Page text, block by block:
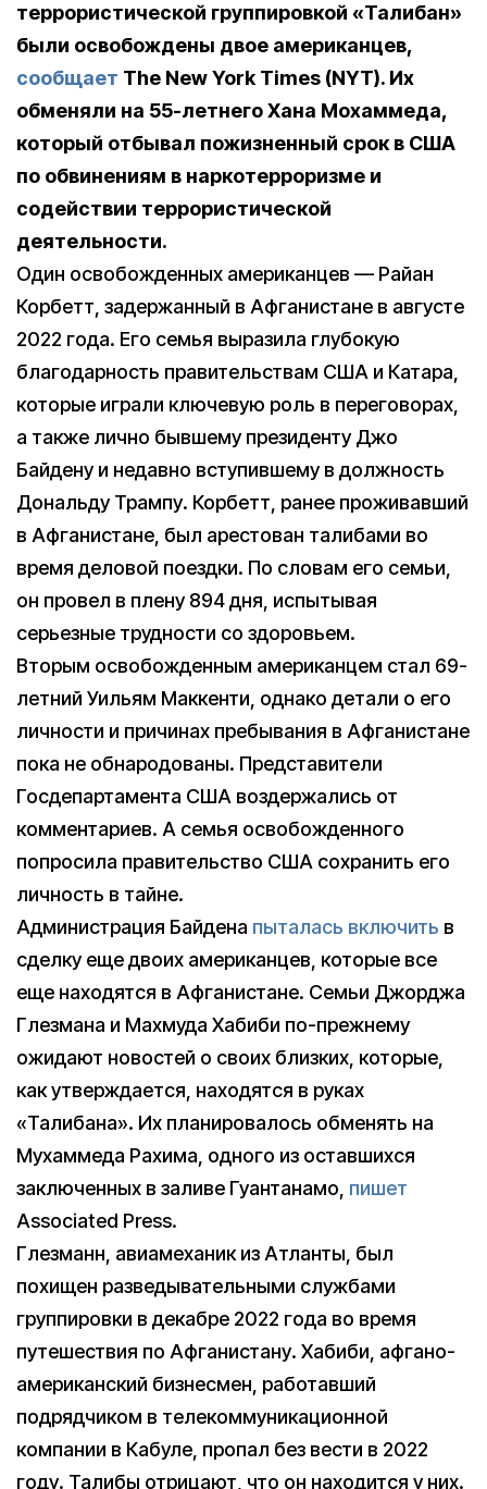
террористической группировкой «Талибан»
были освобождены двое американцев,
сообщает The New York Times (NYT). Их
обменяли на 55-летнего Хана Мохаммеда,
который отбывал пожизненный срок в США
по обвинениям в наркотерроризме и
содействии террористической
деятельности.
Один освобожденных американцев — Райан
Корбетт, задержанный в Афганистане в августе
2022 года. Его семья выразила глубокую
благодарность правительствам США и Катара,
которые играли ключевую роль в переговорах,
а также лично бывшему президенту Джо
Байдену и недавно вступившему в должность
Дональду Трампу. Корбетт, ранее проживавший
в Афганистане, был арестован талибами во
время деловой поездки. По словам его семьи,
он провел в плену 894 дня, испытывая
серьезные трудности со здоровьем.
Вторым освобожденным американцем стал 69-
летний Уильям Маккенти, однако детали о его
личности и причинах пребывания в Афганистане
пока не обнародованы. Представители
Госдепартамента США воздержались от
комментариев. А семья освобожденного
попросила правительство США сохранить его
личность в тайне.
Администрация Байдена пыталась включить в
сделку еще двоих американцев, которые все
еще находятся в Афганистане. Семьи Джорджа
Глезмана и Махмуда Хабиби по-прежнему
ожидают новостей о своих близких, которые,
как утверждается, находятся в руках
«Талибана». Их планировалось обменять на
Мухаммеда Рахима, одного из оставшихся
заключенных в заливе Гуантанамо, пишет
Associated Press.
Глезманн, авиамеханик из Атланты, был
похищен разведывательными службами
группировки в декабре 2022 года во время
путешествия по Афганистану. Хабиби, афгано-
американский бизнесмен, работавший
подрядчиком в телекоммуникационной
компании в Кабуле, пропал без вести в 2022
году. Талибы отрицают, что он находится у них.